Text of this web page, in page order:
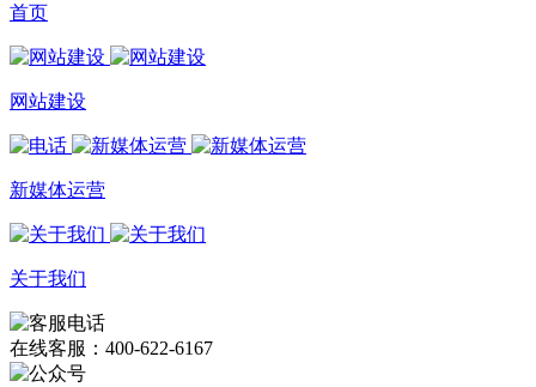
首页
网站建设
新媒体运营
关于我们
在线客服：400-622-6167